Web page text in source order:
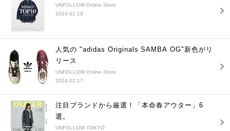
UNFOLLOW Online Store
2024.02.19
人気の "adidas Originals SAMBA OG"新色がリ
リース
UNFOLLOW Online Store
2024.02.17
注目ブランドから厳選！「本命春アウター」6
選。
UNFOLLOW TOKYO